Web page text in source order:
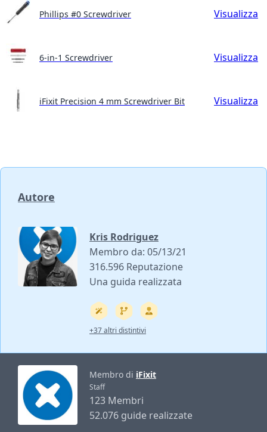
Phillips #0 Screwdriver Visualizza
6-in-1 Screwdriver Visualizza
iFixit Precision 4 mm Screwdriver Bit Visualizza
Autore
Kris Rodriguez
Membro da: 05/13/21
316.596 Reputazione
Una guida realizzata
+37 altri distintivi
Membro di iFixit
Staff
123 Membri
52.076 guide realizzate